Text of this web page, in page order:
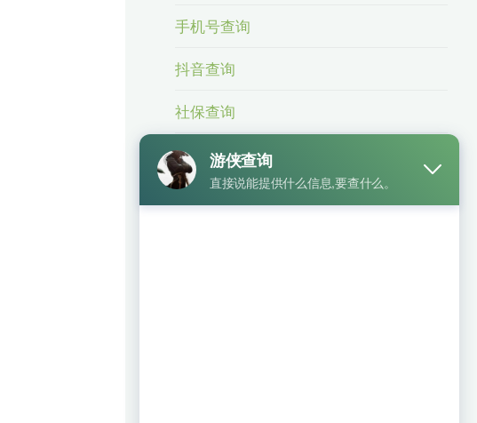
手机号查询
抖音查询
社保查询
身份信息查询